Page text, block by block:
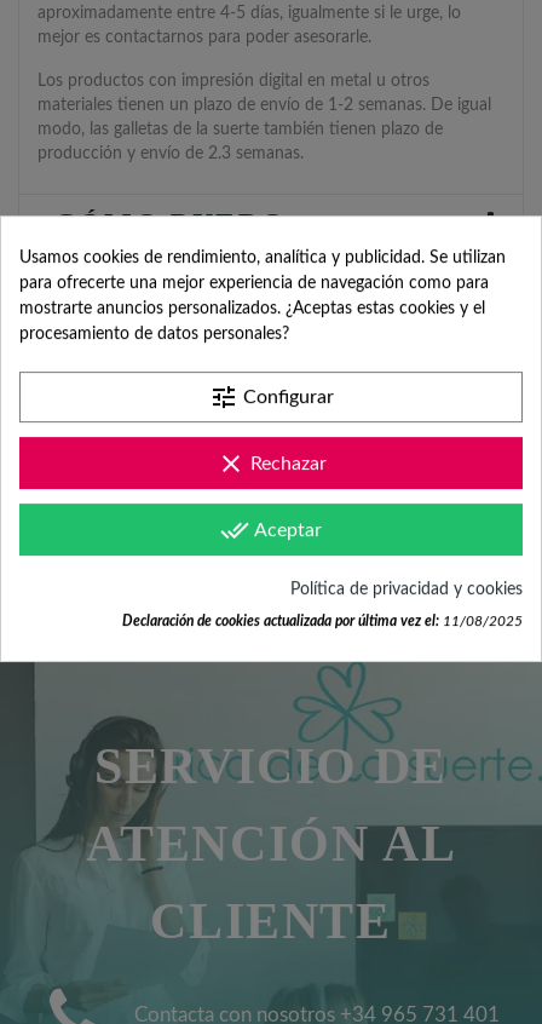
aproximadamente entre 4-5 días, igualmente si le urge, lo
mejor es contactarnos para poder asesorarle.
Los productos con impresión digital en metal u otros
materiales tienen un plazo de envío de 1-2 semanas. De igual
modo, las galletas de la suerte también tienen plazo de
producción y envío de 2.3 semanas.
¿CÓMO PUEDO
PERSONALIZAR EL
PRODUCTO?
TODAVÍA NO TENGO EL
DISEÑO O LA FOTO
¿CUÁNTO ES EL COSTE
¿POR QUÉ TENGO QUE
INDICAR FECHA DEL
SERVICIO DE
ATENCIÓN AL
CLIENTE
Contacta con nosotros +34 965 731 401
Usamos cookies de rendimiento, analítica y publicidad. Se utilizan
para ofrecerte una mejor experiencia de navegación como para
mostrarte anuncios personalizados. ¿Aceptas estas cookies y el
procesamiento de datos personales?
tune Configurar
clear Rechazar
done_all Aceptar
Política de privacidad y cookies
Declaración de cookies actualizada por última vez el: 11/08/2025